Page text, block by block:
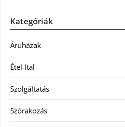
Kategóriák
Áruházak
Étel-Ital
Szolgáltatás
Szórakozás